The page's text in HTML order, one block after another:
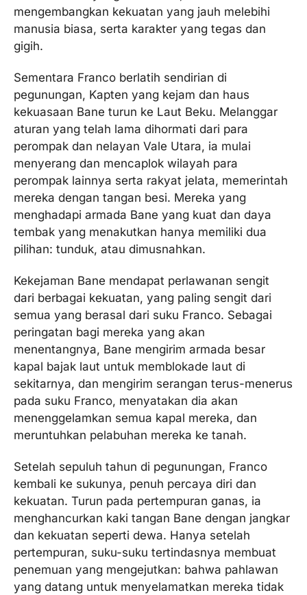
mengembangkan kekuatan yang jauh melebihi
manusia biasa, serta karakter yang tegas dan
gigih.
Sementara Franco berlatih sendirian di
pegunungan, Kapten yang kejam dan haus
kekuasaan Bane turun ke Laut Beku. Melanggar
aturan yang telah lama dihormati dari para
perompak dan nelayan Vale Utara, ia mulai
menyerang dan mencaplok wilayah para
perompak lainnya serta rakyat jelata, memerintah
mereka dengan tangan besi. Mereka yang
menghadapi armada Bane yang kuat dan daya
tembak yang menakutkan hanya memiliki dua
pilihan: tunduk, atau dimusnahkan.
Kekejaman Bane mendapat perlawanan sengit
dari berbagai kekuatan, yang paling sengit dari
semua yang berasal dari suku Franco. Sebagai
peringatan bagi mereka yang akan
menentangnya, Bane mengirim armada besar
kapal bajak laut untuk memblokade laut di
sekitarnya, dan mengirim serangan terus-menerus
pada suku Franco, menyatakan dia akan
menenggelamkan semua kapal mereka, dan
meruntuhkan pelabuhan mereka ke tanah.
Setelah sepuluh tahun di pegunungan, Franco
kembali ke sukunya, penuh percaya diri dan
kekuatan. Turun pada pertempuran ganas, ia
menghancurkan kaki tangan Bane dengan jangkar
dan kekuatan seperti dewa. Hanya setelah
pertempuran, suku-suku tertindasnya membuat
penemuan yang mengejutkan: bahwa pahlawan
yang datang untuk menyelamatkan mereka tidak